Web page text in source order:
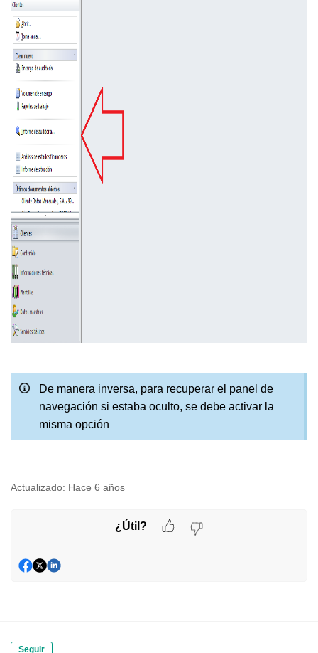
De manera inversa, para recuperar el panel de
navegación si estaba oculto, se debe activar la
misma opción
Actualizado: Hace 6 años
¿Útil?
Seguir